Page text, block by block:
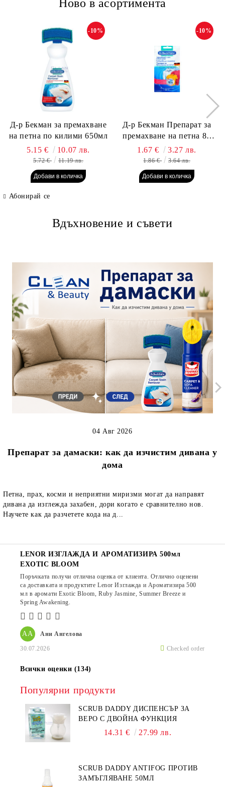
Ново в асортимента
Д-р Бекман за премахване
на петна по килими 650мл
-10%
5.15 € 10.07 лв.
5.72 € 11.19 лв.
Д-р Бекман Препарат за
премахване на петна 80
гр. Пауч
-10%
1.67 € 3.27 лв.
1.86 € 3.64 лв.
Абонирай се
Вдъхновение и съвети
Препарат за дамаски: как да изчистим дивана у
дома
04 Авг 2026
Петна, прах, косми и неприятни миризми могат да направят
дивана да изглежда захабен, дори когато е сравнително нов.
Научете как да разчетете кода на д...
АА Ани Ангелова
30.07.2026 Checked order
LENOR ИЗГЛАЖДА И АРОМАТИЗИРА 500мл
EXOTIC BLOOM
Поръчката получи отлична оценка от клиента. Отлично оценени
са доставката и продуктите Lenor Изглажда и Ароматизира 500
мл в аромати Exotic Bloom, Ruby Jasmine, Summer Breeze и
Spring Awakening.
Всички оценки (134)
Популярни продукти
SCRUB DADDY ДИСПЕНСЪР ЗА
ВЕРО С ДВОЙНА ФУНКЦИЯ
14.31 € 27.99 лв.
SCRUB DADDY ANTIFOG ПРОТИВ
ЗАМЪГЛЯВАНЕ 50МЛ